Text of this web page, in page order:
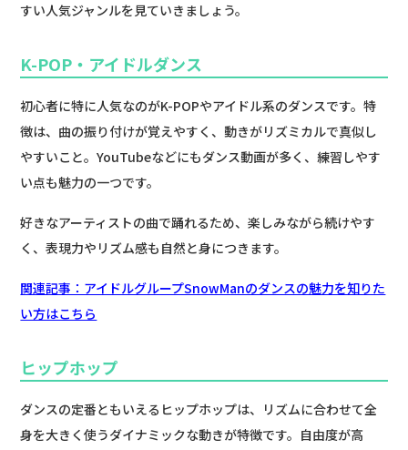
すい人気ジャンルを見ていきましょう。
K-POP・アイドルダンス
初心者に特に人気なのがK-POPやアイドル系のダンスです。特
徴は、曲の振り付けが覚えやすく、動きがリズミカルで真似し
やすいこと。YouTubeなどにもダンス動画が多く、練習しやす
い点も魅力の一つです。
好きなアーティストの曲で踊れるため、楽しみながら続けやす
く、表現力やリズム感も自然と身につきます。
関連記事：アイドルグループSnowManのダンスの魅力を知りた
い方はこちら
ヒップホップ
ダンスの定番ともいえるヒップホップは、リズムに合わせて全
身を大きく使うダイナミックな動きが特徴です。自由度が高